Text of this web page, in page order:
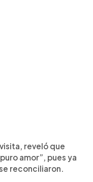
reveló que
amor”, pues ya
reconciliaron.